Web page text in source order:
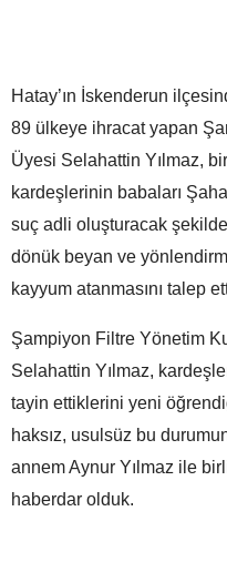
Hatay’ın İskenderun
89 ülkeye ihracat yapan
Üyesi Selahattin Yılmaz,
kardeşlerinin babaları
suç adli oluşturacak
dönük beyan ve
kayyum atanmasını talep
Şampiyon Filtre Yönetim
Selahattin Yılmaz,
tayin ettiklerini yeni
haksız, usulsüz bu
annem Aynur Yılmaz ile
haberdar olduk.